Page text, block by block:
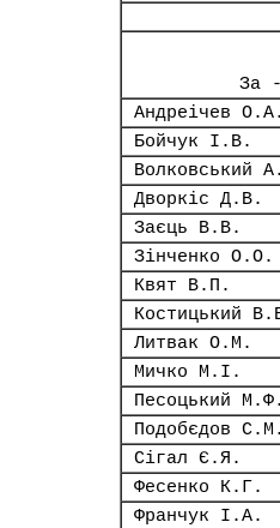
За
Андреічев О.А.
Бойчук І.В.
Волковський
Дворкіс Д.В.
Заєць В.В.
Зінченко О.О.
Квят В.П.
Костицький
Литвак О.М.
Мичко М.І.
Песоцький М.Ф.
Подобєдов С.М.
Сігал Є.Я.
Фесенко К.Г.
Франчук І.А.